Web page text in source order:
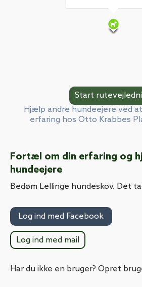
Hjælp andre hundeejere ved
erfaring hos Otto Krabbes
Fortæl om din erfaring og
hundeejere
Bedøm Lellinge hundeskov. Det
Log ind med Facebook
Log ind med mail
Har du ikke en bruger? Opret